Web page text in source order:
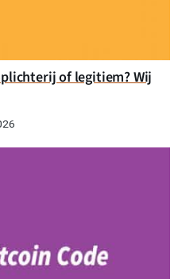
of legitiem? Wij